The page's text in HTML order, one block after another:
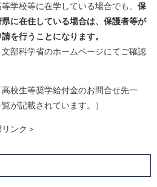
学校等に在学している場合でも、 保
に在住している場合は、保護者等が
を行うことになります。
部科学省のホームページにてご確認
校生等奨学給付金のお問合せ先一
が記載されています。）
リンク＞